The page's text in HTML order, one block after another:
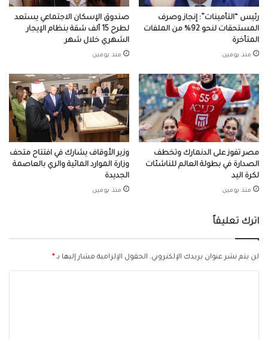
رئيس “التأمينات”: إنجاز وصرف
المستحقات لنحو 92% من الملفات
المتأخرة
منذ يومين
صندوق الإسكان الاجتماعي يستعد
لطرح 15 ألف شقة بنظام الإيجار
الشهري خلال شهر
منذ يومين
مصر تفوز على الدنمارك وتخطف
الصدارة في بطولة العالم للناشئات
لكرة اليد
منذ يومين
وزير الأوقاف يشارك في افتتاح متحف
وزارة الموارد المائية والري بالعاصمة
الجديدة
منذ يومين
اترك تعليقاً
لن يتم نشر عنوان بريدك الإلكتروني. الحقول الإلزامية مشار إليها بـ*